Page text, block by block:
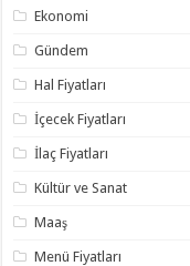
Ekonomi
Gündem
Hal Fiyatları
İçecek Fiyatları
İlaç Fiyatları
Kültür ve Sanat
Maaş
Menü Fiyatları